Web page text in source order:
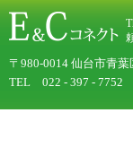
〒980-0014 仙台市青
TEL 022 - 397 -